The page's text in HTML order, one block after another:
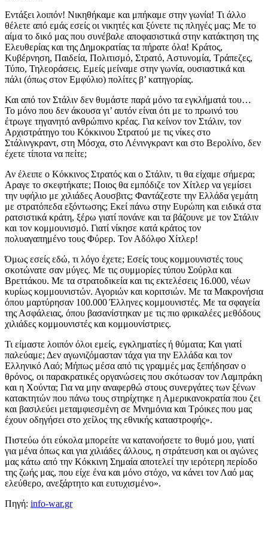
Εντάξει λοιπόν! Νικηθήκαμε και μπήκαμε στην γωνία! Τι άλλο
θέλετε από εμάς εσείς οι νικητές και ξύνετε τις πληγές μας; Με το
αίμα το δικό μας που συνέβαλε αποφασιστικά στην κατάκτηση της
Ελευθερίας και της Δημοκρατίας τα πήρατε όλα! Κράτος,
Κυβέρνηση, Παιδεία, Πολιτισμό, Στρατό, Αστυνομία, Τράπεζες,
Τύπο, Τηλεοράσεις. Εμείς μείναμε στην γωνία, ουσιαστικά και
πάλι (όπως στον Εμφύλιο) πολίτες β’ κατηγορίας.
Και από τον Στάλιν δεν θυμάστε παρά μόνο τα εγκλήματά του…
Το μόνο που δεν άκουσα γι’ αυτόν είναι ότι με το πρωινό του
έτρωγε τηγανητό ανθρώπινο κρέας. Για κείνον τον Στάλιν, τον
Αρχιστράτηγο του Κόκκινου Στρατού με τις νίκες στο
Στάλινγκραντ, στη Μόσχα, στο Λένινγκραντ και στο Βερολίνο, δεν
έχετε τίποτα να πείτε;
Αν έλειπε ο Κόκκινος Στρατός και ο Στάλιν, τι θα είχαμε σήμερα;
Αραγε το σκεφτήκατε; Ποιος θα εμπόδιζε τον Χίτλερ να γεμίσει
την υφήλιο με χιλιάδες Αουσβιτς; Φαντάζεστε την Ελλάδα γεμάτη
με στρατόπεδα εξόντωσης; Εκεί πάνω στην Ευρώπη και ειδικά στα
ρατσιστικά κράτη, ξέρω γιατί πονάνε και τα βάζουνε με τον Στάλιν
και τον κομμουνισμό. Γιατί νίκησε κατά κράτος τον
πολυαγαπημένο τους Φύρερ. Τον Αδόλφο Χίτλερ!
Όμως εσείς εδώ, τι λόγο έχετε; Εσείς τους κομμουνιστές τους
σκοτώνατε σαν μύγες. Με τις συμμορίες τύπου Σούρλα και
Βρεττάκου. Με τα στρατοδικεία και τις εκτελέσεις 16.000, νέων
κυρίως κομμουνιστών. Αγοριών και κοριτσιών. Με τα Μακρονήσια
όπου μαρτύρησαν 100.000 Έλληνες κομμουνιστές. Με τα σφαγεία
της Ασφάλειας, όπου βασανίστηκαν με τις πιο φρικαλέες μεθόδους
χιλιάδες κομμουνιστές και κομμουνίστριες.
Τι είμαστε λοιπόν όλοι εμείς, εγκληματίες ή θύματα; Και γιατί
παλεύαμε; Δεν αγωνιζόμασταν τάχα για την Ελλάδα και τον
Ελληνικό Λαό; Μήπως μέσα από τις γραμμές μας ξεπήδησαν ο
θρόνος, οι παρακρατικές οργανώσεις που σκότωσαν τον Λαμπράκη
και η Χούντα; Για να μην αναφερθώ στους συνεργάτες των ξένων
κατακτητών που πάνω τους στηρίχτηκε η Αμερικανοκρατία που ζει
και βασιλεύει μεταμφιεσμένη σε Μνημόνια και Τρόικες που μας
έχουν οδηγήσει στο χείλος της εθνικής καταστροφής».
Πιστεύω ότι εύκολα μπορείτε να κατανοήσετε το θυμό μου, γιατί
για μένα όπως και για χιλιάδες άλλους, η στράτευση και οι αγώνες
μας κάτω από την Κόκκινη Σημαία αποτελεί την ιερότερη περίοδο
της ζωής μας, που είχε ένα και μόνο στόχο, να κάνει τον Λαό μας
ελεύθερο, ανεξάρτητο και ευτυχισμένο».
Πηγή: info-war.gr